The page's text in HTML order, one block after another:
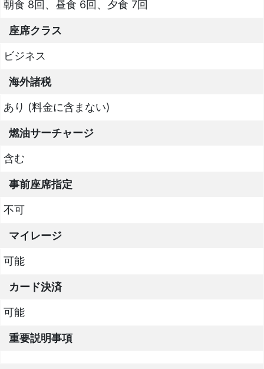
朝食 8回、昼食 6回、夕食 7回
座席クラス
ビジネス
海外諸税
あり (料金に含まない)
燃油サーチャージ
含む
事前座席指定
不可
マイレージ
可能
カード決済
可能
重要説明事項